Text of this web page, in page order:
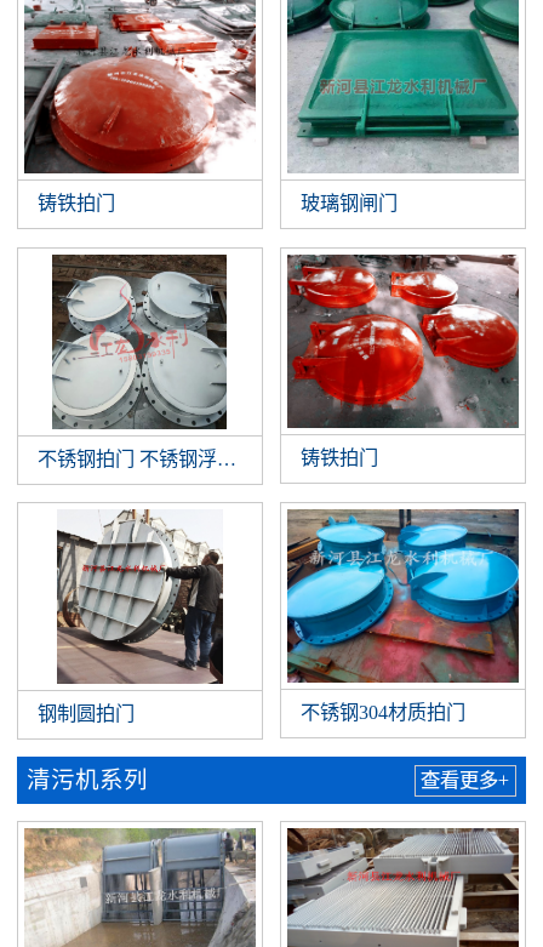
铸铁拍门 玻璃钢闸门
不锈钢拍门 不锈钢浮箱拍门 钢制拍门厂家批发
铸铁拍门
钢制圆拍门 不锈钢304材质拍门
清污机系列 查看更多+